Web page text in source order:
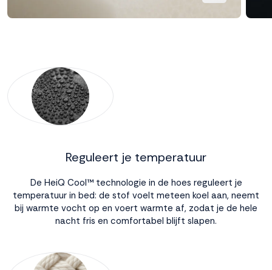
Reguleert je temperatuur
De HeiQ Cool™ technologie in de hoes reguleert je
temperatuur in bed: de stof voelt meteen koel aan, neemt
bij warmte vocht op en voert warmte af, zodat je de hele
nacht fris en comfortabel blijft slapen.